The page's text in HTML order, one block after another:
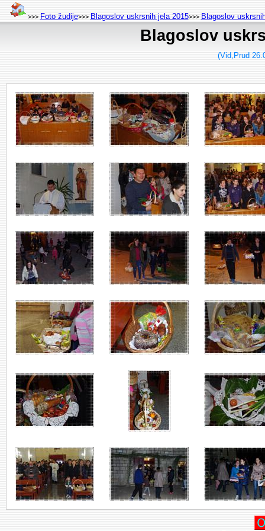
>>> Foto žudije>>> Blagoslov uskrsnih jela 2015>>> Blagoslov
Blagoslov
(Vid,Prud